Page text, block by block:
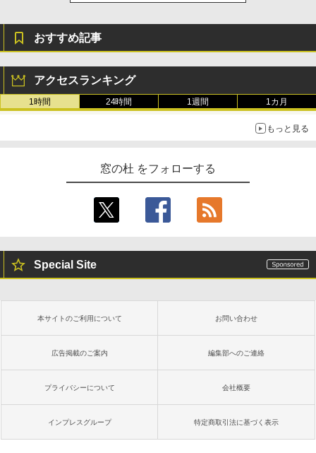
おすすめ記事
アクセスランキング
1時間 24時間 1週間 1カ月
もっと見る
窓の杜 をフォローする
Special Site
本サイトのご利用について お問い合わせ
広告掲載のご案内 編集部へのご連絡
プライバシーについて 会社概要
インプレスグループ 特定商取引法に基づく表示